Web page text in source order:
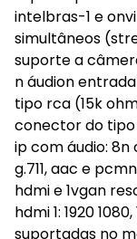
intelbras-1 e
simultâneos
suporte a
n áudion
tipo rca (15k
conector do
ip com áudio:
g.711, aac e
hdmi e 1vgan
hdmi 1: 1920
suportadas no